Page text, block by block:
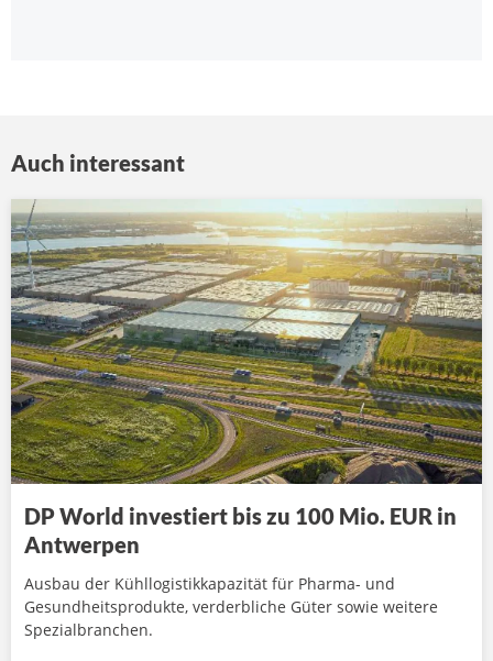
Auch interessant
DP World investiert bis zu 100 Mio. EUR in
Antwerpen
Ausbau der Kühllogistikkapazität für Pharma- und
Gesundheitsprodukte, verderbliche Güter sowie weitere
Spezialbranchen.